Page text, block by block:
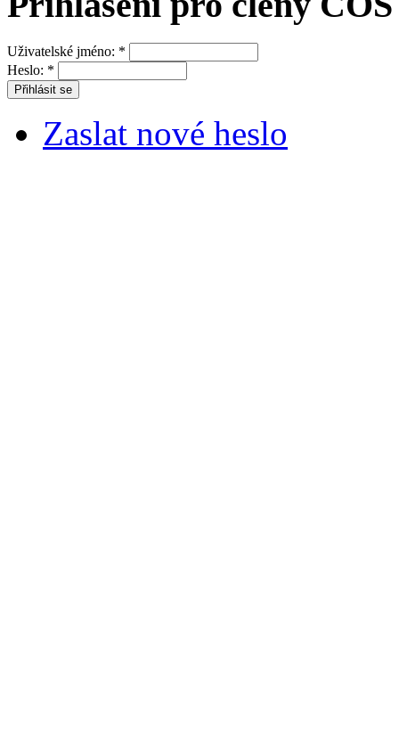
Uživatelské jméno: *
Heslo: *
Zaslat nové heslo